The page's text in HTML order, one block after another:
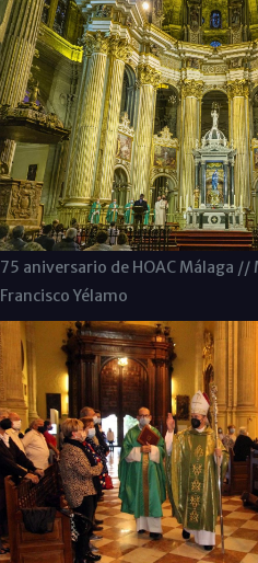
75 aniversario de HOAC Málaga //
Francisco Yélamo